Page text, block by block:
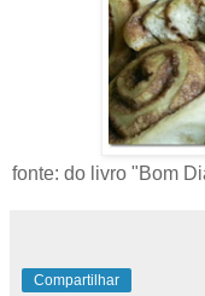
fonte: do livro "Bom
Compartilhar